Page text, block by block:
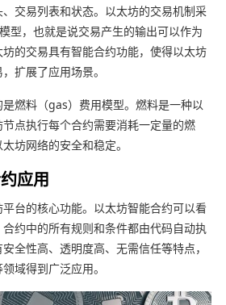
交易列表和状态。以太坊的交易机制采
型，也就是说交易产生的输出可以作为
的交易具有智能合约功能，使得以太坊
扩展了应用场景。
燃料（gas）费用模型。燃料是一种以
点执行每个合约需要消耗一定量的燃
坊网络的安全和稳定。
应用
台的核心功能。以太坊智能合约可以看
约中的所有规则和条件都由代码自动执
全性高、透明度高、无需信任等特点，
域得到广泛应用。